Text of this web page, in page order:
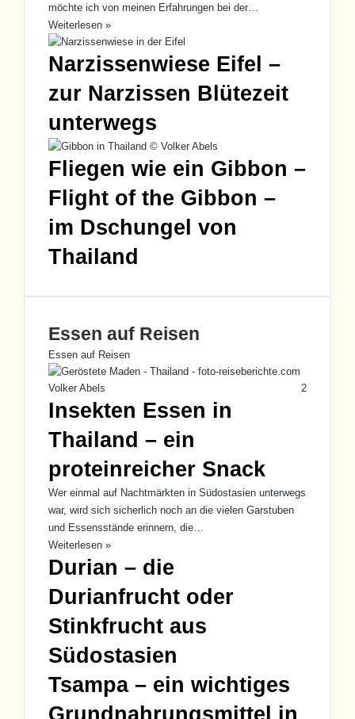
möchte ich von meinen Erfahrungen bei der…
Weiterlesen »
Narzissenwiese Eifel –
zur Narzissen Blütezeit
unterwegs
Fliegen wie ein Gibbon –
Flight of the Gibbon –
im Dschungel von
Thailand
Essen auf Reisen
Essen auf Reisen
Volker Abels 2
Insekten Essen in
Thailand – ein
proteinreicher Snack
Wer einmal auf Nachtmärkten in Südostasien unterwegs
war, wird sich sicherlich noch an die vielen Garstuben
und Essensstände erinnern, die…
Weiterlesen »
Durian – die
Durianfrucht oder
Stinkfrucht aus
Südostasien
Tsampa – ein wichtiges
Grundnahrungsmittel in